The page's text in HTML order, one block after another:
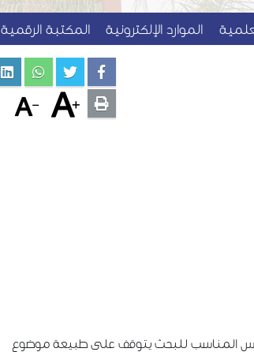
الموارد الإلكترونية المكتبة الرقمية
المناسب للبحث يتوقف على طبيعة موضوع